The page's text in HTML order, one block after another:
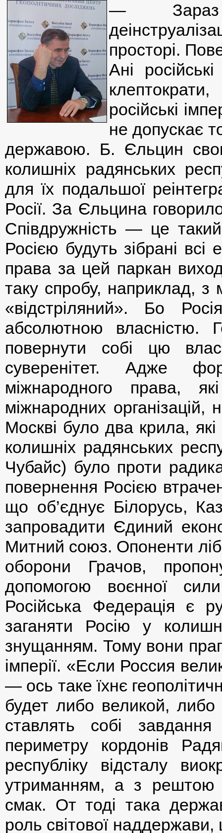
— Зараз
просторі.
Ані
російські
не допускає
державою. Б. Єльцин
колишніх радянських
для їх подальшої
Росії. За Єльцина
Співдружність — це
Росією будуть зібрані
права за цей паркан
таку спробу, наприклад,
«відстріляний». Бо
абсолютною
повернути собі цю
суверенітет. Адже
міжнародного права,
міжнародних
Москві було два крила, які
колишніх радянських
Чубайс) було проти
повернення Росією
що об’єднує Білорусь,
запровадити Єдиний
Митний союз. Опоненти
оборони Грачов,
допомогою воєнної
Російська Федерація є
заганяти Росію у
знущанням. Тому вони
імперії. «Если Россия
— ось таке їхнє
будет либо великой,
ставлять собі
периметру кордонів
республіку відсталу
утриманням, а з рештою
смак. От тоді така
роль світової